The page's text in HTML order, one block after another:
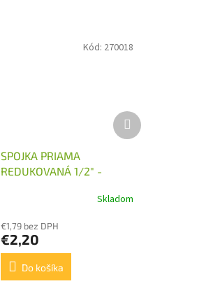
SPOJKA PRIAMA
REDUKOVANÁ 1/2" -
Skladom
€1,79 bez DPH
€2,20
Do košíka
Kód: 270018
Ďalší
produkt